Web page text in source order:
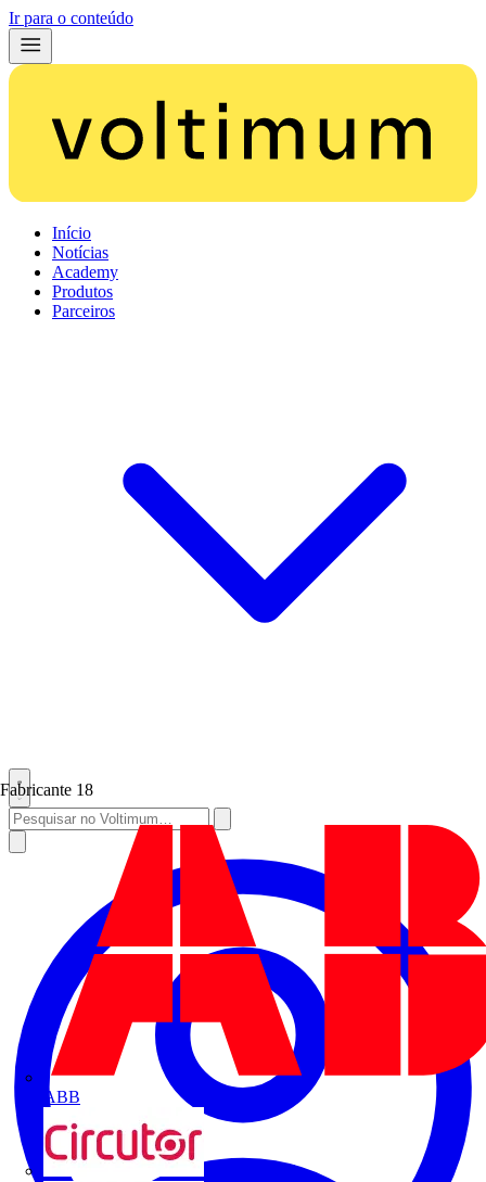
Ir para o conteúdo
Início
Notícias
Academy
Produtos
Parceiros
Fabricante 18
ABB
CIRCUTOR